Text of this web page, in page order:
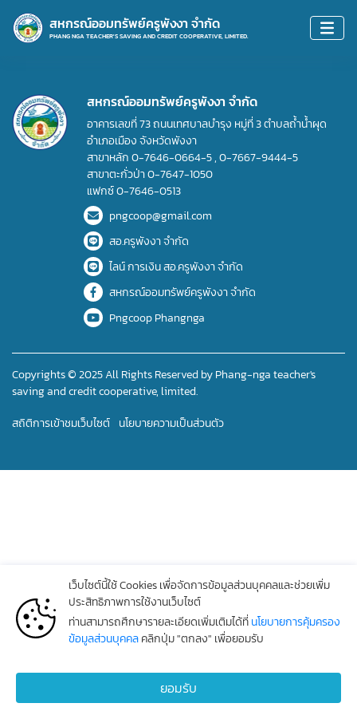
สหกรณ์ออมทรัพย์ครูพังงา จำกัด
PHANG NGA TEACHER'S SAVING AND CREDIT COOPERATIVE, LIMITED.
สหกรณ์ออมทรัพย์ครูพังงา จำกัด
อาคารเลขที่ 73 ถนนเทศบาลบำรุง หมู่ที่ 3 ตำบลถ้ำน้ำผุด
อำเภอเมือง จังหวัดพังงา
สาขาหลัก0-7646-0664-5,0-7667-9444-5
สาขาตะกั่วป่า0-7647-1050
แฟกซ์0-7646-0513
pngcoop@gmail.com
สอ.ครูพังงา จำกัด
ไลน์ การเงิน สอ.ครูพังงา จำกัด
สหกรณ์ออมทรัพย์ครูพังงา จำกัด
Pngcoop Phangnga
Copyrights © 2025 All Rights Reserved by Phang-nga teacher's
saving and credit cooperative, limited.
สถิติการเข้าชมเว็บไซต์ นโยบายความเป็นส่วนตัว
เว็บไซต์นี้ใช้ Cookies เพื่อจัดการข้อมูลส่วนบุคคลและช่วยเพิ่ม
ประสิทธิภาพการใช้งานเว็บไซต์
ท่านสามารถศึกษารายละเอียดเพิ่มเติมได้ที่นโยบายการคุ้มครอง
ข้อมูลส่วนบุคคลคลิกปุ่ม "ตกลง" เพื่อยอมรับ
ยอมรับ